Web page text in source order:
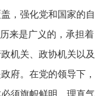
，强化党和国家的自
来是广义的，承担着
机关、政协机关以及
府。在党的领导下，
须旗帜鲜明、理直气